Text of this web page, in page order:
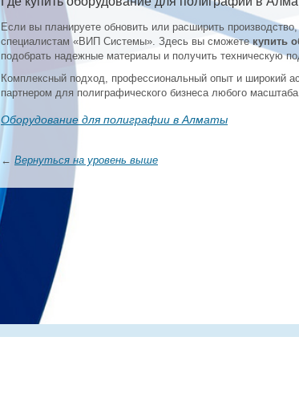
Если вы планируете обновить или расширить
специалистам «ВИП Системы». Здесь вы сможетекупить
подобрать надежные материалы и получить техническую
Комплексный подход, профессиональный опыт и широкий
партнером для полиграфического бизнеса любого
Оборудование для полиграфии в Алматы
← Вернуться на уровень выше